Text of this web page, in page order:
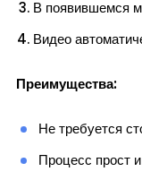
В появившемся
Видео
Преимущества:
Не требуется
Процесс прост